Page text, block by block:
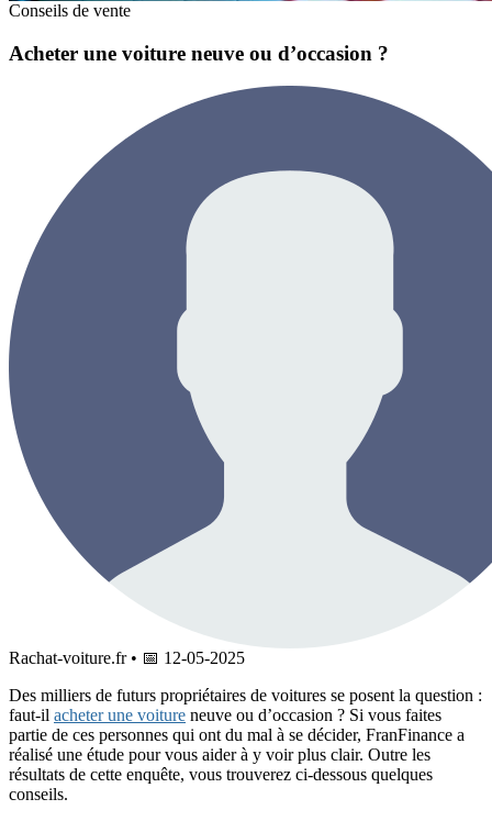
Conseils de vente
Acheter une voiture neuve ou d’occasion ?
Rachat-voiture.fr • 📅 12-05-2025
Des milliers de futurs propriétaires de voitures se posent la question :
faut-il acheter une voiture neuve ou d’occasion ? Si vous faites
partie de ces personnes qui ont du mal à se décider, FranFinance a
réalisé une étude pour vous aider à y voir plus clair. Outre les
résultats de cette enquête, vous trouverez ci-dessous quelques
conseils.